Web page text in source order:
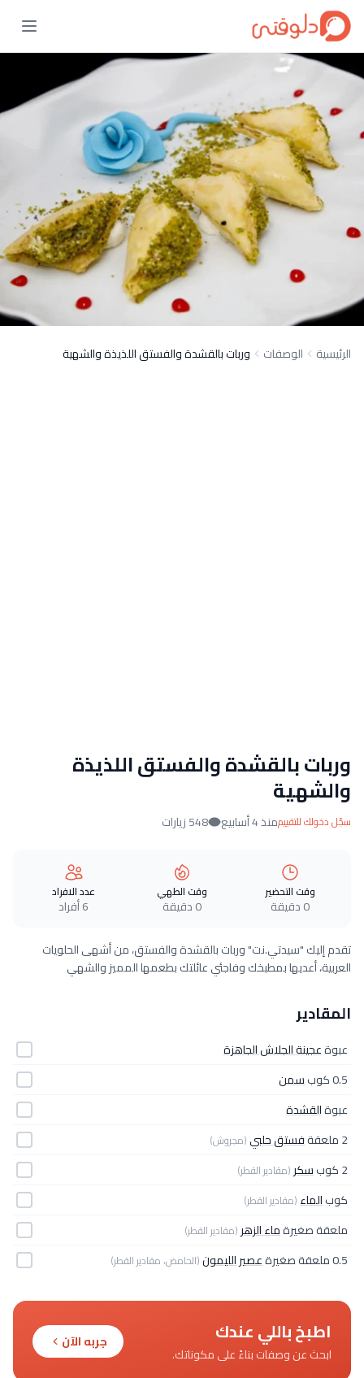
الرئيسية الوصفات وربات بالقشدة والفستق اللذيذة والشهية
وربات بالقشدة والفستق اللذيذة
والشهية
سجّل دخولك للتقييممنذ 4 أسابيع 548 زيارات
وقت التحضير
0 دقيقة
وقت الطهي
0 دقيقة
عدد الافراد
6 أفراد
تقدم إليك "سيدتي.نت" وربات بالقشدة والفستق، من أشهى الحلويات
العربية، أعديها بمطبخك وفاجئي عائلتك بطعمها المميز والشهي
المقادير
عبوةعجينة الجلاش الجاهزة
0.5 كوب
سمن
عبوةالقشدة
2 ملعقة
فستق حلبي (مجروش)
2 كوب سكر (مقادير القطر)
كوبالماء(مقادير القطر)
ملعقة صغيرةماء الزهر (مقادير القطر)
0.5 ملعقة صغيرة عصير الليمون(الحامض، مقادير القطر)
اطبخ باللي عندك
ابحث عن وصفات بناءً على مكوناتك.
جربه الآن